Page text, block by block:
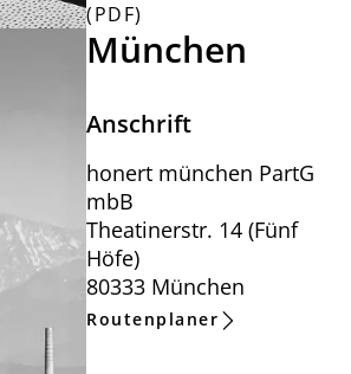
(PDF)
München
Anschrift
honert münchen PartG
mbB
Theatinerstr. 14 (Fünf
Höfe)
80333 München
Routenplaner